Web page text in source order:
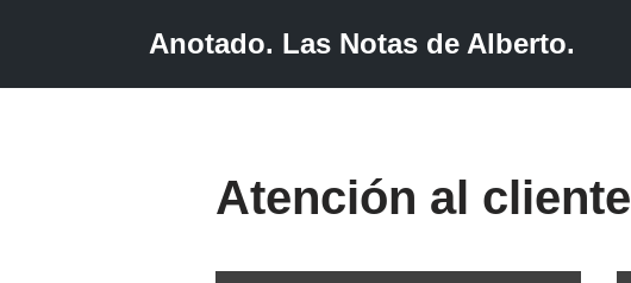
Anotado. Las Notas de Alberto.
Atención al cliente